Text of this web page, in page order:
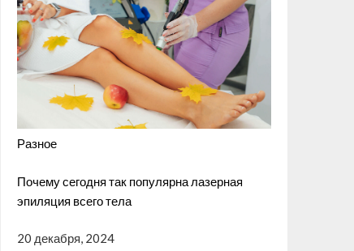
Разное
Почему сегодня так популярна лазерная
эпиляция всего тела
20 декабря, 2024